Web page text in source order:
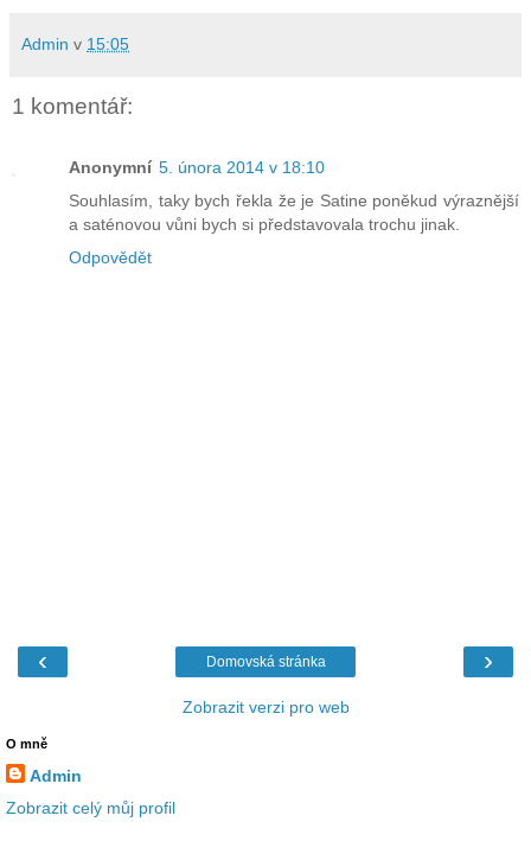
Admin v 15:05
1 komentář:
Anonymní 5. února 2014 v 18:10
Souhlasím, taky bych řekla že je Satine poněkud výraznější
a saténovou vůni bych si představovala trochu jinak.
Odpovědět
‹ ›
Domovská stránka
Zobrazit verzi pro web
O mně
Admin
Zobrazit celý můj profil